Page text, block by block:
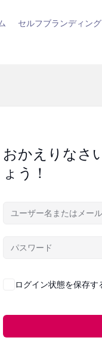
セルフブランディン
おかえりなさ
ょう！
ログイン状態を保存す